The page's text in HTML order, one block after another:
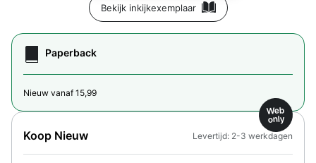
Bekijk inkijkexemplaar
Paperback
Nieuw vanaf 15,99
Koop Nieuw
Web
only
Levertijd: 2-3 werkdagen